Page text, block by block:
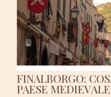
FINALBORGO:
PAESE